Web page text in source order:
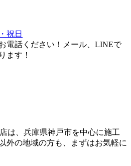
祝日
は、兵庫県神戸市を中心に施工
外の地域の方も、まずはお気軽に